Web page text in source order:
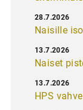
Naisille
28.7.2026
Naiset
13.7.2026
HPS
13.7.2026